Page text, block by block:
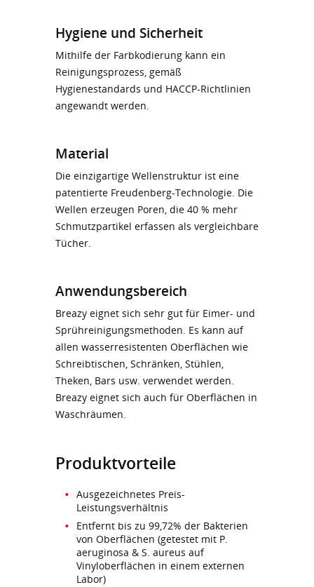
Hygiene und Sicherheit
Mithilfe der Farbkodierung kann ein
Reinigungsprozess, gemäß
Hygienestandards und HACCP-Richtlinien
angewandt werden.
Material
Die einzigartige Wellenstruktur ist eine
patentierte Freudenberg-Technologie. Die
Wellen erzeugen Poren, die 40 % mehr
Schmutzpartikel erfassen als vergleichbare
Tücher.
Anwendungsbereich
Breazy eignet sich sehr gut für Eimer- und
Sprühreinigungsmethoden. Es kann auf
allen wasserresistenten Oberflächen wie
Schreibtischen, Schränken, Stühlen,
Theken, Bars usw. verwendet werden.
Breazy eignet sich auch für Oberflächen in
Waschräumen.
Produktvorteile
Ausgezeichnetes Preis-
Leistungsverhältnis
Entfernt bis zu 99,72% der Bakterien
von Oberflächen (getestet mit P.
aeruginosa & S. aureus auf
Vinyloberflächen in einem externen
Labor)